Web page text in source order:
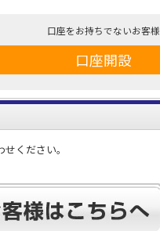
口座をお持ちでないお客様
口座開設
ください。